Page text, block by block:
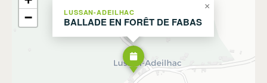
LUSSAN-ADEILHAC
BALLADE EN FORÊT DE FABAS
×
−